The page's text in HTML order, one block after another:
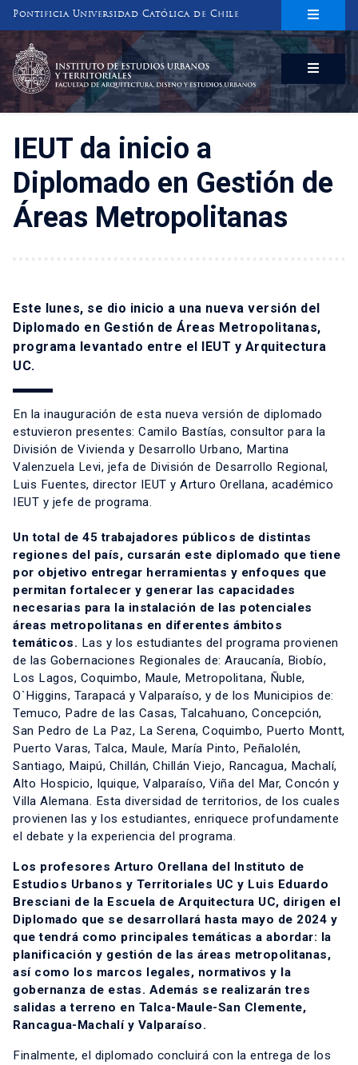
Pontificia Universidad Católica de Chile
INSTITUTO DE ESTUDIOS URBANOS
Y TERRITORIALES
FACULTAD DE ARQUITECTURA, DISEÑO Y ESTUDIOS URBANOS
IEUT da inicio a
Diplomado en Gestión de
Áreas Metropolitanas
Este lunes, se dio inicio a una nueva versión del
Diplomado en Gestión de Áreas Metropolitanas,
programa levantado entre el IEUT y Arquitectura
UC.
En la inauguración de esta nueva versión de diplomado
estuvieron presentes: Camilo Bastías, consultor para la
División de Vivienda y Desarrollo Urbano, Martina
Valenzuela Levi, jefa de División de Desarrollo Regional,
Luis Fuentes, director IEUT y Arturo Orellana, académico
IEUT y jefe de programa.
Un total de 45 trabajadores públicos de distintas
regiones del país, cursarán este diplomado que tiene
por objetivo entregar herramientas y enfoques que
permitan fortalecer y generar las capacidades
necesarias para la instalación de las potenciales
áreas metropolitanas en diferentes ámbitos
temáticos. Las y los estudiantes del programa provienen
de las Gobernaciones Regionales de: Araucanía, Biobío,
Los Lagos, Coquimbo, Maule, Metropolitana, Ñuble,
O`Higgins, Tarapacá y Valparaíso, y de los Municipios de:
Temuco, Padre de las Casas, Talcahuano, Concepción,
San Pedro de La Paz, La Serena, Coquimbo, Puerto Montt,
Puerto Varas, Talca, Maule, María Pinto, Peñalolén,
Santiago, Maipú, Chillán, Chillán Viejo, Rancagua, Machalí,
Alto Hospicio, Iquique, Valparaíso, Viña del Mar, Concón y
Villa Alemana. Esta diversidad de territorios, de los cuales
provienen las y los estudiantes, enriquece profundamente
el debate y la experiencia del programa.
Los profesores Arturo Orellana del Instituto de
Estudios Urbanos y Territoriales UC y Luis Eduardo
Bresciani de la Escuela de Arquitectura UC, dirigen el
Diplomado que se desarrollará hasta mayo de 2024 y
que tendrá como principales temáticas a abordar: la
planificación y gestión de las áreas metropolitanas,
así como los marcos legales, normativos y la
gobernanza de estas. Además se realizarán tres
salidas a terreno en Talca-Maule-San Clemente,
Rancagua-Machalí y Valparaíso.
Finalmente, el diplomado concluirá con la entrega de los